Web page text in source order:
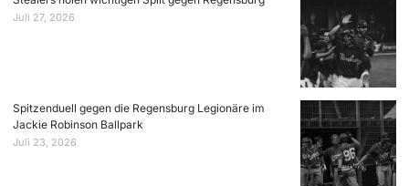
Juli 27, 2026
Spitzenduell gegen die Regensburg Legionäre im
Jackie Robinson Ballpark
Juli 23, 2026